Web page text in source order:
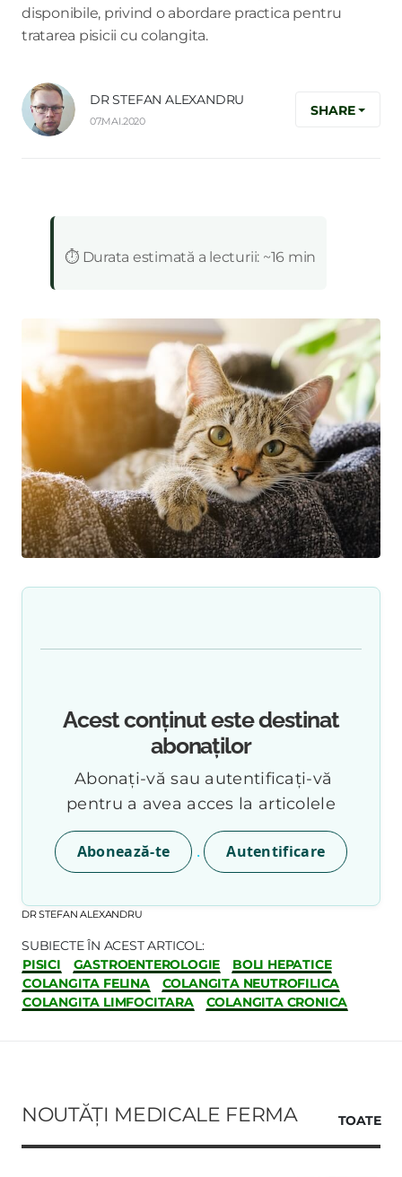
disponibile, privind o abordare practica pentru
tratarea pisicii cu colangita.
DR STEFAN ALEXANDRU
07.MAI.2020
SHARE
⏱️ Durata estimată a lecturii: ~16 min
Acest conținut este destinat
abonaților
Abonați-vă sau autentificați-vă
pentru a avea acces la articolele
Abonează-te . Autentificare
DR STEFAN ALEXANDRU
SUBIECTE ÎN ACEST ARTICOL:
PISICI
GASTROENTEROLOGIE
BOLI HEPATICE
COLANGITA FELINA
COLANGITA NEUTROFILICA
COLANGITA LIMFOCITARA
COLANGITA CRONICA
NOUTĂȚI MEDICALE FERMA TOATE